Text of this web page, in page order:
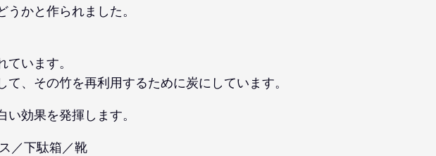
かと作られました。
います。
て、その竹を再利用するために炭にしています。
効果を発揮します。
／下駄箱／靴